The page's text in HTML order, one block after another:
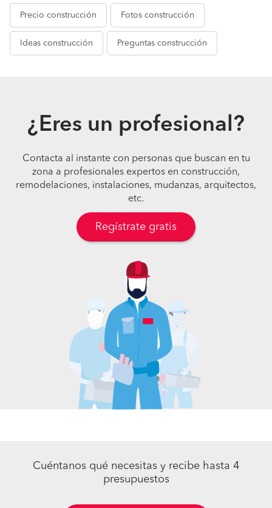
Precio construcción Fotos construcción
Ideas construcción Preguntas construcción
¿Eres un profesional?
Contacta al instante con personas que buscan en tu
zona a profesionales expertos en construcción,
remodelaciones, instalaciones, mudanzas, arquitectos,
etc.
Regístrate gratis
Cuéntanos qué necesitas y recibe hasta 4
presupuestos